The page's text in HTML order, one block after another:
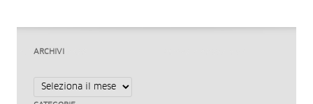
ARCHIVI
Archivi